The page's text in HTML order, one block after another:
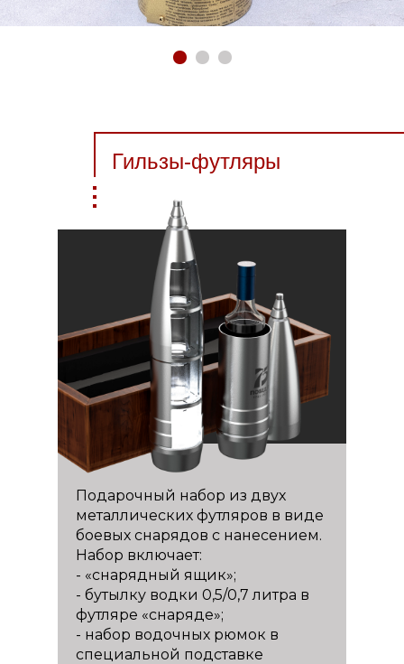
Подарочный набор из двух
металлических футляров в виде
боевых снарядов с нанесением.
Набор включает:
- «снарядный ящик»;
- бутылку водки 0,5/0,7 литра в
футляре «снаряде»;
- набор водочных рюмок в
специальной подставке
Гильзы-футляры